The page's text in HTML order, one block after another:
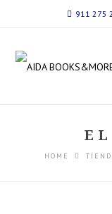
911 275
HOME